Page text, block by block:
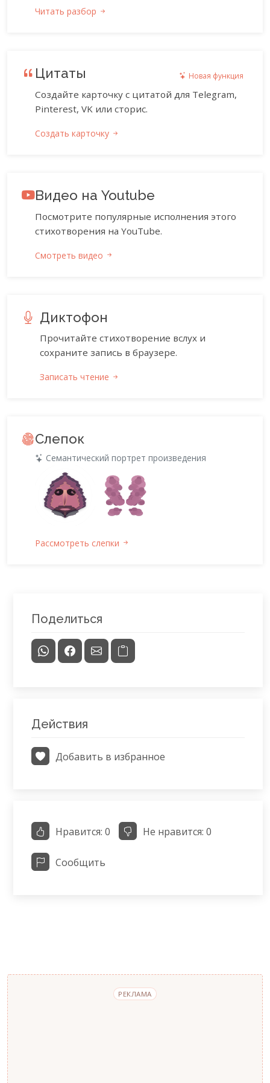
Читать разбор
Цитаты Новая функция
Создайте карточку с цитатой для Telegram,
Pinterest, VK или сторис.
Создать карточку
Видео на Youtube
Посмотрите популярные исполнения этого
стихотворения на YouTube.
Смотреть видео
Диктофон
Прочитайте стихотворение вслух и
сохраните запись в браузере.
Записать чтение
Слепок
Семантический портрет произведения
Рассмотреть слепки
Поделиться
Действия
Добавить в избранное
Нравится: 0 Не нравится: 0
Сообщить
РЕКЛАМА